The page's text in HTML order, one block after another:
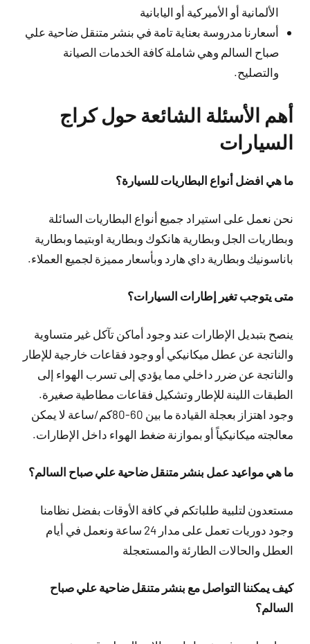
الألمانية أو الأميركية أو اليابانية
أسعارنا مدروسة بعناية تامة في بنشر متنقل ضاحية علي
صباح السالم وهي شاملة كافة الخدمات الصيانة
والتصليح.
أهم الأسئلة الشائعة حول كراج
السيارات
ما هي افضل أنواع البطاريات للسيارة؟
نحن نعمل على استيراد جميع أنواع البطاريات السائلة
وبطاريات الجل وبطارية هانكوك وبطارية اوبتيما وبطارية
باناسونيك وبطارية داي هارد وبأسعار مميزة لجميع العملاء.
متى يتوجب تغير إطارات السيارات؟
ينصح بتبديل الإطارات عند وجود أماكن تآكل غير متساوية
والناتجة عن عطل ميكانيكي أو وجود فقاعات خارجية للإطار
والناتجة عن ضرر داخلي مما يؤدي إلى تسرب الهواء إلى
الطبقات اللينة للإطار وتشكيل فقاعات مطاطية صغيرة.
وجود اهتزاز بعجلة القيادة ما بين 60-80كم/ساعة لا يمكن
معالجته ميكانيكياً أو بموازنة ضغط الهواء داخل الإطارات.
ما هي مواعيد عمل بنشر متنقل ضاحية علي صباح السالم؟
مستعدون لتلبية طلباتكم في كافة الأوقات بفضل نظامنا
وجود دوريات تعمل على مدار 24 ساعة ونعمل في أيام
العطل والحالات الطارئة والمستعجلة
كيف يمكننا التواصل مع بنشر متنقل ضاحية علي صباح
السالم؟